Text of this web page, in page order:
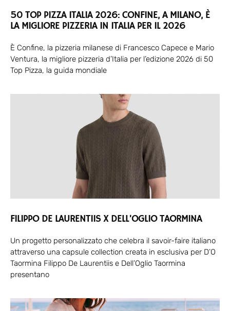
50 TOP PIZZA ITALIA 2026: CONFINE, A MILANO, È
LA MIGLIORE PIZZERIA IN ITALIA PER IL 2026
È Confine, la pizzeria milanese di Francesco Capece e Mario
Ventura, la migliore pizzeria d’Italia per l’edizione 2026 di 50
Top Pizza, la guida mondiale
FILIPPO DE LAURENTIIS X DELL’OGLIO TAORMINA
Un progetto personalizzato che celebra il savoir-faire italiano
attraverso una capsule collection creata in esclusiva per D’O
Taormina Filippo De Laurentiis e Dell’Oglio Taormina
presentano